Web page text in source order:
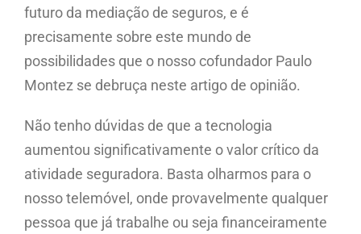
futuro da mediação de seguros, e é
precisamente sobre este mundo de
possibilidades que o nosso cofundador Paulo
Montez se debruça neste artigo de opinião.
Não tenho dúvidas de que a tecnologia
aumentou significativamente o valor crítico da
atividade seguradora. Basta olharmos para o
nosso telemóvel, onde provavelmente qualquer
pessoa que já trabalhe ou seja financeiramente